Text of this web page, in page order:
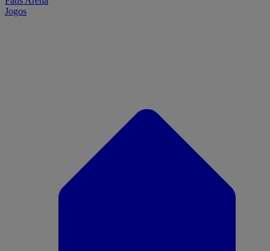
Jogos